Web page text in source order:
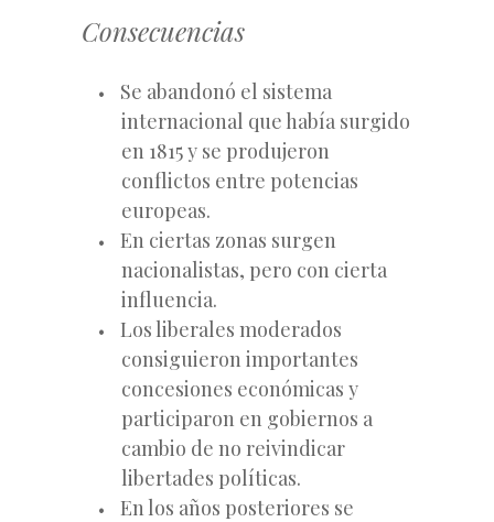
Consecuencias
Se abandonó el sistema
internacional que había surgido
en 1815 y se produjeron
conflictos entre potencias
europeas.
En ciertas zonas surgen
nacionalistas, pero con cierta
influencia.
Los liberales moderados
consiguieron importantes
concesiones económicas y
participaron en gobiernos a
cambio de no reivindicar
libertades políticas.
En los años posteriores se